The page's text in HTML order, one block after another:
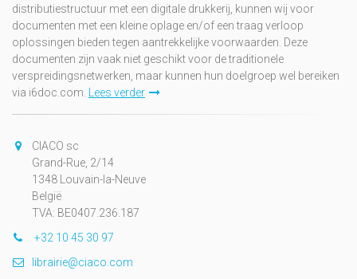
distributiestructuur met een digitale drukkerij, kunnen wij voor
documenten met een kleine oplage en/of een traag verloop
oplossingen bieden tegen aantrekkelijke voorwaarden. Deze
documenten zijn vaak niet geschikt voor de traditionele
verspreidingsnetwerken, maar kunnen hun doelgroep wel bereiken
via i6doc.com. Lees verder
CIACO sc
Grand-Rue, 2/14
1348 Louvain-la-Neuve
België
TVA: BE0407.236.187
+32 10 45 30 97
librairie@ciaco.com